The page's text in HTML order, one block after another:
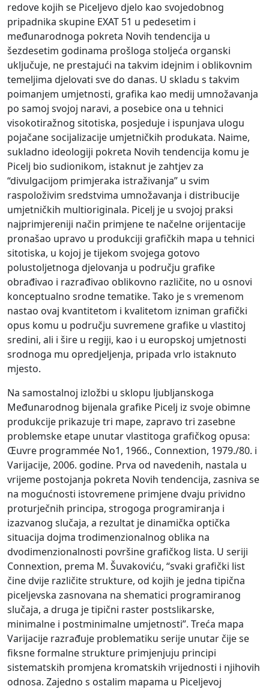
redove kojih se Piceljevo djelo kao svojedobnog
pripadnika skupine EXAT 51 u pedesetim i
međunarodnoga pokreta Novih tendencija u
šezdesetim godinama prošloga stoljeća organski
uključuje, ne prestajući na takvim idejnim i oblikovnim
temeljima djelovati sve do danas. U skladu s takvim
poimanjem umjetnosti, grafika kao medij umnožavanja
po samoj svojoj naravi, a posebice ona u tehnici
visokotiražnog sitotiska, posjeduje i ispunjava ulogu
pojačane socijalizacije umjetničkih produkata. Naime,
sukladno ideologiji pokreta Novih tendencija komu je
Picelj bio sudionikom, istaknut je zahtjev za
“divulgacijom primjeraka istraživanja” u svim
raspoloživim sredstvima umnožavanja i distribucije
umjetničkih multioriginala. Picelj je u svojoj praksi
najprimjereniji način primjene te načelne orijentacije
pronašao upravo u produkciji grafičkih mapa u tehnici
sitotiska, u kojoj je tijekom svojega gotovo
polustoljetnoga djelovanja u području grafike
obrađivao i razrađivao oblikovno različite, no u osnovi
konceptualno srodne tematike. Tako je s vremenom
nastao ovaj kvantitetom i kvalitetom izniman grafički
opus komu u području suvremene grafike u vlastitoj
sredini, ali i šire u regiji, kao i u europskoj umjetnosti
srodnoga mu opredjeljenja, pripada vrlo istaknuto
mjesto.
Na samostalnoj izložbi u sklopu ljubljanskoga
Međunarodnog bijenala grafike Picelj iz svoje obimne
produkcije prikazuje tri mape, zapravo tri zasebne
problemske etape unutar vlastitoga grafičkog opusa:
Œuvre programmée No1, 1966., Connextion, 1979./80. i
Varijacije, 2006. godine. Prva od navedenih, nastala u
vrijeme postojanja pokreta Novih tendencija, zasniva se
na mogućnosti istovremene primjene dvaju prividno
proturječnih principa, strogoga programiranja i
izazvanog slučaja, a rezultat je dinamička optička
situacija dojma trodimenzionalnog oblika na
dvodimenzionalnosti površine grafičkog lista. U seriji
Connextion, prema M. Šuvakoviću, “svaki grafički list
čine dvije različite strukture, od kojih je jedna tipična
piceljevska zasnovana na shematici programiranog
slučaja, a druga je tipični raster postslikarske,
minimalne i postminimalne umjetnosti”. Treća mapa
Varijacije razrađuje problematiku serije unutar čije se
fiksne formalne strukture primjenjuju principi
sistematskih promjena kromatskih vrijednosti i njihovih
odnosa. Zajedno s ostalim mapama u Piceljevoj